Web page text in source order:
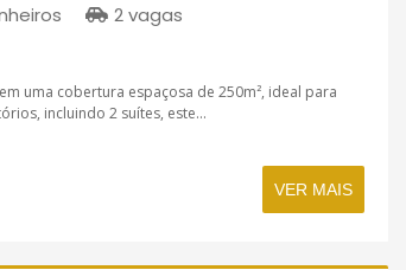
2 vagas
uma cobertura espaçosa de 250m², ideal para
incluindo 2 suítes, este...
VER MAIS